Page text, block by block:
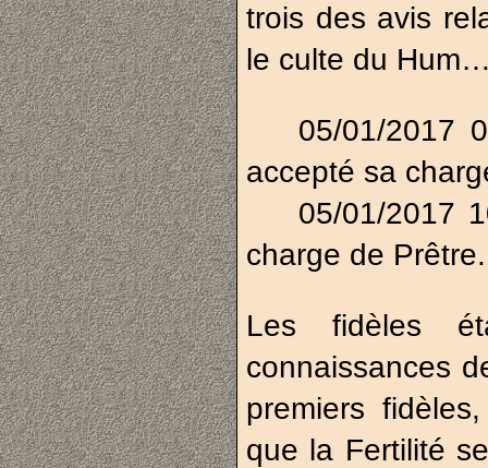
trois des avis
le culte du
05/01/2017
accepté sa
05/01/2017
charge de Prêtre.
Les fidèles
connaissances
premiers
que la Fertilité